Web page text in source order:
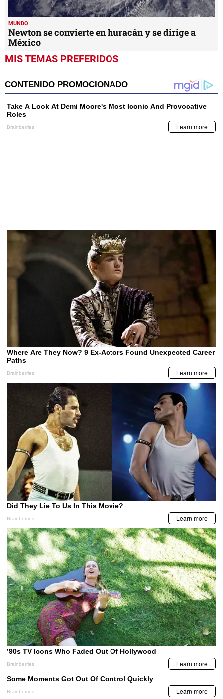
MUNDO
Newton se convierte en huracán y se dirige a
México
MIS TEMAS PREFERIDOS